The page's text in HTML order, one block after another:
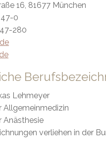
16, 81677 München
0
280
Lehmeyer
Allgemeinmedizin
Anästhesie
verliehen in der